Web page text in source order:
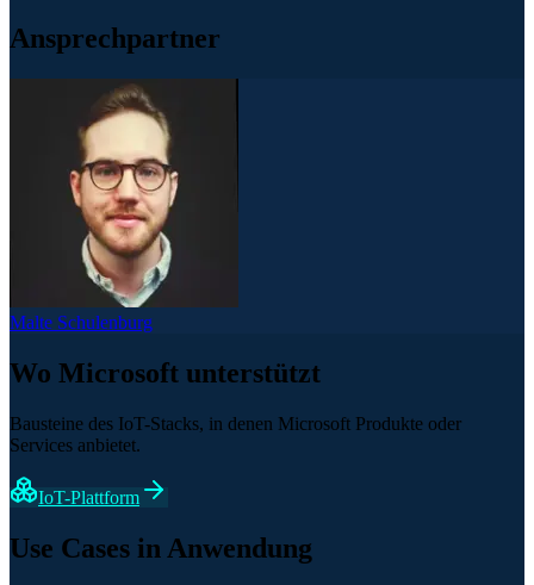
Ansprechpartner
Malte Schulenburg
Wo Microsoft unterstützt
Bausteine des IoT-Stacks, in denen Microsoft Produkte oder
Services anbietet.
IoT-Plattform
Use Cases in Anwendung